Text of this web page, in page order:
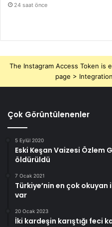
24 saat önce
The Instagram Access Token is
page >
Çok Görüntülenenler
5 Eylül 2020
Eski Keşan Vaizesi Özlem
öldürüldü
7 Ocak 2021
Türkiye’nin en çok okuyan
var
20 Ocak 2023
İki kardeşin karıştığı feci